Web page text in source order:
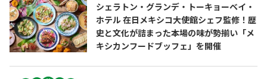
シェラトン・グランデ・トーキョーベイ・
ホテル 在日メキシコ大使館シェフ監修！歴
史と文化が詰まった本場の味が勢揃い「メ
キシカンフードブッフェ」を開催